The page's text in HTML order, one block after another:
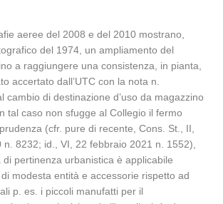
aeree del 2008 e del 2010 mostrano,
del 1974, un ampliamento del
a raggiungere una consistenza, in pianta,
accertato dall’UTC con la nota n.
cambio di destinazione d’uso da magazzino
tal caso non sfugge al Collegio il fermo
(cfr. pure di recente, Cons. St., II,
8232; id., VI, 22 febbraio 2021 n. 1552),
di pertinenza urbanistica è applicabile
modesta entità e accessorie rispetto ad
p. es. i piccoli manufatti per il